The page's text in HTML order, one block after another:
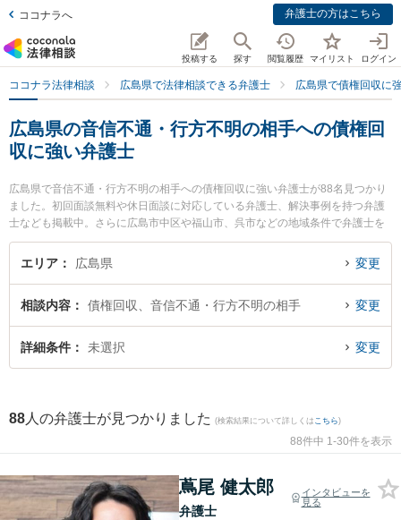
ココナラへ 弁護士の方はこちら
投稿する 探す 閲覧履歴 マイリスト ログイン
ココナラ法律相談 広島県で法律相談できる弁護士 広島県で債権回収に
広島県の音信不通・行方不明の相手への債権回
収に強い弁護士
広島県で音信不通・行方不明の相手への債権回収に強い弁護士が88名見つかり
ました。初回面談無料や休日面談に対応している弁護士、解決事例を持つ弁護
士なども掲載中。さらに広島市中区や福山市、呉市などの地域条件で弁護士を
絞り込めます。債権回収に関係する売掛金回収や債権回収代行、債権の時効中
断等の細かな分野での絞り込み検索もでき便利です。特にひろしまアイビー法
ています。『広島県で土日や夜間に発生した音信不通・行方不明の相手への債
権回収のトラブルを今すぐに弁護士に相談したい』『音信不通・行方不明の相
手への債権回収のトラブル解決の実績豊富な近くの弁護士を検索したい』『初
エリア 広島県 変更
相談内容 債権回収、音信不通・行方不明の相手 変更
詳細条件 未選択 変更
88 人の弁護士が見つかりました (検索結果について詳しくは こちら)
88件中 1-30件を表示
蔦尾 健太郎
弁護士
インタビューを
見る